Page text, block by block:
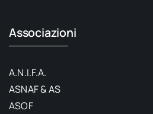
Associazioni
A.N.I.F.A.
ASNAF & AS
ASOF